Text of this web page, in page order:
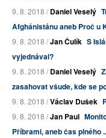
9. 8. 2018 /Daniel Veselý
Afghánistánu aneb Proč u
9. 8. 2018 /Jan Čulík S
vyjednával?
9. 8. 2018 /Daniel Veselý
zasahovat všude, kde se
9. 8. 2018 /Václav Dušek
9. 8. 2018 /Jan Paul
Příbrami, aneb čas plného